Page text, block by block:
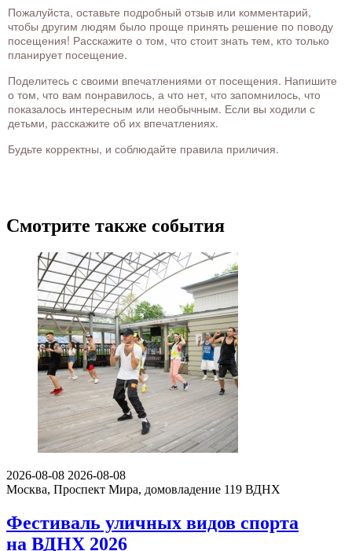
Пожалуйста, оставьте подробный отзыв или комментарий,
чтобы другим людям было проще принять решение по поводу
посещения! Расскажите о том, что стоит знать тем, кто только
планирует посещение.
Поделитесь с своими впечатлениями от посещения. Напишите
о том, что вам понравилось, а что нет, что запомнилось, что
показалось интересным или необычным. Если вы ходили с
детьми, расскажите об их впечатлениях.
Будьте корректны, и соблюдайте правила приличия.
Смотрите также события
2026-08-08 2026-08-08
Москва, Проспект Мира, домовладение 119 ВДНХ
Фестиваль уличных видов спорта
на ВДНХ 2026